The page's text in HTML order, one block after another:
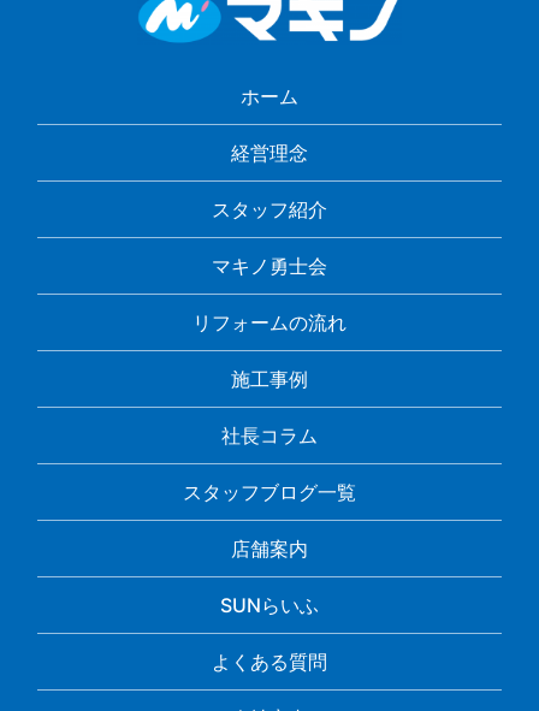
ホーム
経営理念
スタッフ紹介
マキノ勇士会
リフォームの流れ
施工事例
社長コラム
スタッフブログ一覧
店舗案内
SUNらいふ
よくある質問